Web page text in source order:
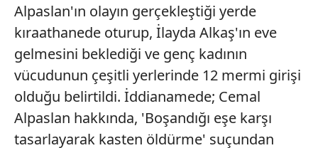
Alpaslan'ın olayın gerçekleştiği yerde
kıraathanede oturup, İlayda Alkaş'ın eve
gelmesini beklediği ve genç kadının
vücudunun çeşitli yerlerinde 12 mermi girişi
olduğu belirtildi. İddianamede; Cemal
Alpaslan hakkında, 'Boşandığı eşe karşı
tasarlayarak kasten öldürme' suçundan